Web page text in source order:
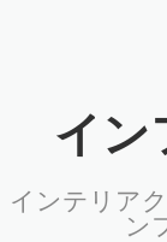
イン
インテリア
ン